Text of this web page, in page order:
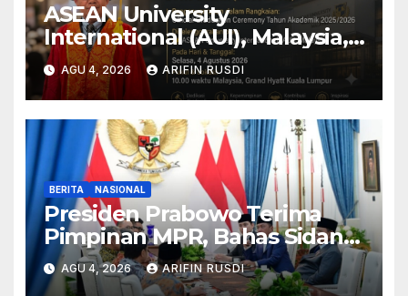
ASEAN University
International (AUI), Malaysia,
Mengukuhkan Dr.KP.H.Katno
Hadi, SE.,MM., MH., Ketua
Umum Senkom Mitra Polri
Sebagai Guru Besar
(Profesor) dalam Bidang Tata
Kelola Pembangunan
Ekonomi Masyarakat.
AGU 4, 2026 ARIFIN RUSDI
BERITA NASIONAL
Presiden Prabowo Terima
Pimpinan MPR, Bahas Sidang
Tahunan MPR dan Pokok-
Pokok Haluan Negara
AGU 4, 2026 ARIFIN RUSDI